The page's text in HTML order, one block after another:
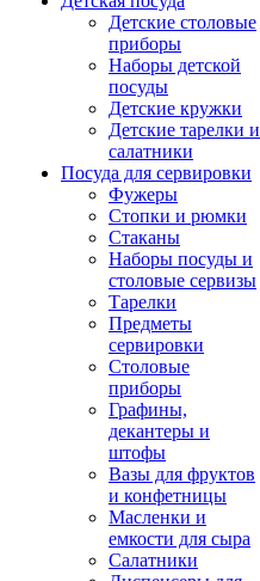
Детские столовые
приборы
Наборы детской
посуды
Детские кружки
Детские тарелки и
салатники
Посуда для сервировки
Фужеры
Стопки и рюмки
Стаканы
Наборы посуды и
столовые сервизы
Тарелки
Предметы
сервировки
Столовые
приборы
Графины,
декантеры и
штофы
Вазы для фруктов
и конфетницы
Масленки и
емкости для сыра
Салатники